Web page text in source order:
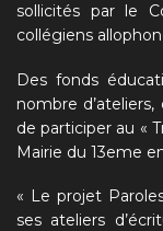
sollicités par le
collégiens
Des fonds
nombre
de participer au «
Mairie du 13eme
« Le projet
ses ateliers